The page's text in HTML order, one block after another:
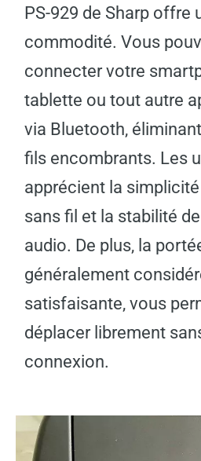
PS-929 de Sharp offre
commodité. Vous
connecter votre
tablette ou tout autre
via Bluetooth,
fils encombrants. Les
apprécient la
sans fil et la stabilité
audio. De plus, la
généralement
satisfaisante, vous
déplacer librement
connexion.